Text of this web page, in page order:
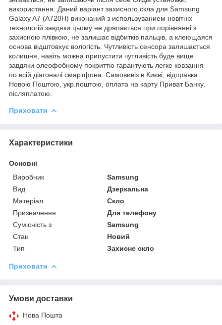
використання. Даний варіант захисного скла для Samsung
Galaxy A7 (A720H) виконаний з используванием новітніх
технологій завдяки цьому не дряпається при порівнянні з
захисною плівкою, не залишає відбитків пальців, а клеющаяся
основа відштовхує вологість. Чутливість сенсора залишається
колишня, навіть можна припустити чутливість буде вище
завдяки олеофобному покриттю гарантують легке ковзання
по всій діагоналі смартфона. Самовивіз в Києві, відправка
Новою Поштою, укр.поштою, оплата на карту Приват Банку,
післяплатою.
Приховати
Характеристики
Основні
Виробник
Samsung
Вид
Дзеркальна
Матеріал
Скло
Призначення
Для телефону
Сумісність з
Samsung
Стан
Новий
Тип
Захисне скло
Приховати
Умови доставки
Нова Пошта